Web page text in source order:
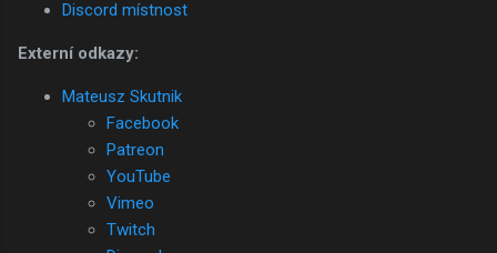
Discord místnost
Externí odkazy:
Mateusz Skutnik
Facebook
Patreon
YouTube
Vimeo
Twitch